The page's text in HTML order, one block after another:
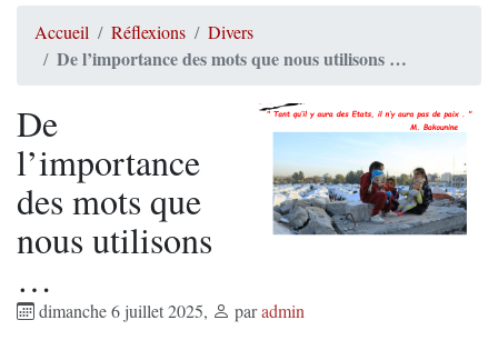
Accueil Réflexions Divers
De l’importance des mots que nous utilisons …
De
l’importance
des mots que
nous utilisons
…
dimanche 6 juillet 2025, paradmin